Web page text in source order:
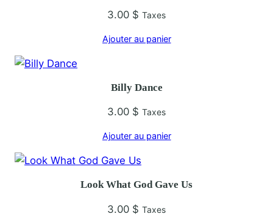
3.00 $ Taxes
Ajouter au panier
Billy Dance
3.00 $ Taxes
Ajouter au panier
Look What God Gave Us
3.00 $ Taxes